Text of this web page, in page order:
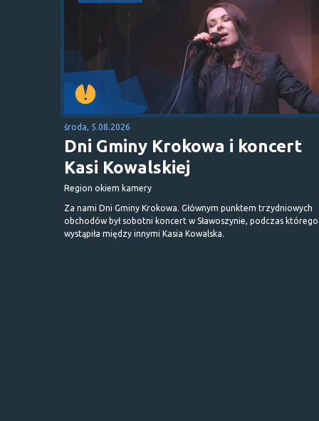
środa, 5.08.2026
Dni Gminy Krokowa i koncert
Kasi Kowalskiej
Region okiem kamery
Za nami Dni Gminy Krokowa. Głównym punktem trzydniowych
obchodów był sobotni koncert w Sławoszynie, podczas którego
wystąpiła między innymi Kasia Kowalska.